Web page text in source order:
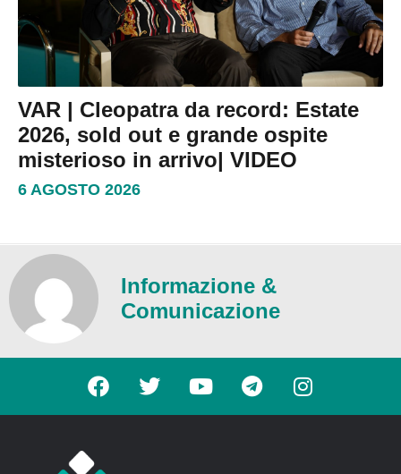
VAR | Cleopatra da record: Estate
2026, sold out e grande ospite
misterioso in arrivo| VIDEO
6 AGOSTO 2026
Informazione &
Comunicazione